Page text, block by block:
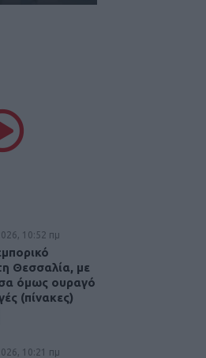
10:52 πμ
Θεσσαλία, με
όμως ουραγό
(πίνακες)
10:21 πμ